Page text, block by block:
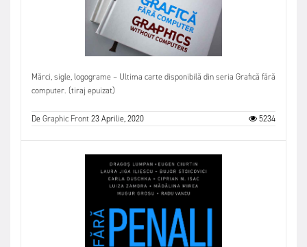
Mărci, sigle, logograme – Ultima carte disponibilă din seria Grafică fără
computer. (tiraj epuizat)
DeGraphic Front23 Aprilie, 2020 5234